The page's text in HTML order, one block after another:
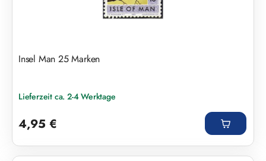
Insel Man 25 Marken
Lieferzeit ca. 2-4 Werktage
4,95 €